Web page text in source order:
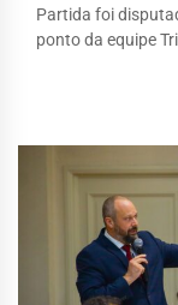
Partida foi
ponto da equipe